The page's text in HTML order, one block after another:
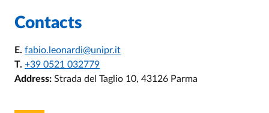
Contacts
E. fabio.leonardi@unipr.it
T. +39 0521 032779
Address: Strada del Taglio 10, 43126 Parma